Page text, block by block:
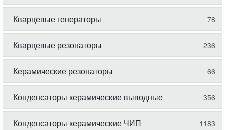
Кварцевые генераторы 78
Кварцевые резонаторы 236
Керамические резонаторы 66
Конденсаторы керамические выводные 356
Конденсаторы керамические ЧИП 1183